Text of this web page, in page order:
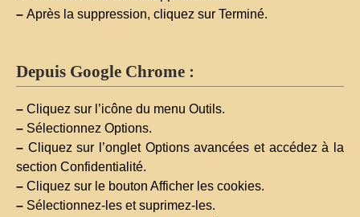
– Après la suppression, cliquez sur Terminé.
Depuis Google Chrome :
– Cliquez sur l’icône du menu Outils.
– Sélectionnez Options.
– Cliquez sur l’onglet Options avancées et accédez à la
section Confidentialité.
– Cliquez sur le bouton Afficher les cookies.
– Sélectionnez-les et suprimez-les.